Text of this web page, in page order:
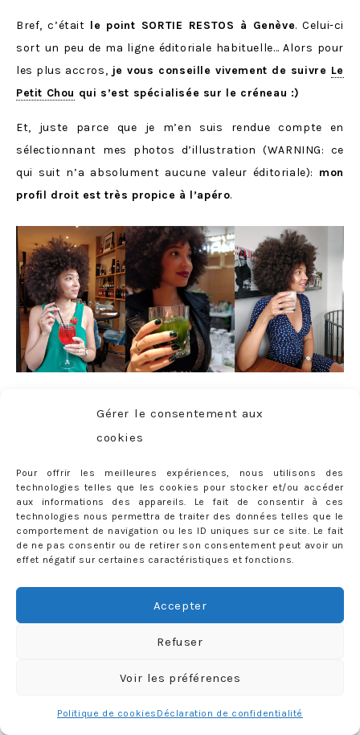
Gérer le consentement aux
cookies
Pour offrir les meilleures expériences, nous utilisons des
technologies telles que les cookies pour stocker et/ou accéder
aux informations des appareils. Le fait de consentir à ces
technologies nous permettra de traiter des données telles que le
comportement de navigation ou les ID uniques sur ce site. Le fait
de ne pas consentir ou de retirer son consentement peut avoir un
effet négatif sur certaines caractéristiques et fonctions.
Accepter
Refuser
Voir les préférences
Politique de cookies Déclaration de confidentialité
Bref, c’était le point SORTIE RESTOS à Genève. Celui-ci
sort un peu de ma ligne éditoriale habituelle… Alors pour
les plus accros, je vous conseille vivement de suivre Le
Petit Chou qui s’est spécialisée sur le créneau :)
Et, juste parce que je m’en suis rendue compte en
sélectionnant mes photos d’illustration (WARNING: ce
qui suit n’a absolument aucune valeur éditoriale): mon
profil droit est très propice à l’apéro.
best restaurants,Café des Bains,Ciro,Cottage Café,
FMR,Funky Monkey Room,Geneva, Geneve,La Petite
Vendée,Les 5 Portes ,meilleur brunch, meilleur
burger ,meilleur ramen,meilleure pizza,meilleures
,où manger
ramen,restaurant italien,restaurant vegan,
restaurant végétarien,Scalea
, Switzerland,
Fratelli